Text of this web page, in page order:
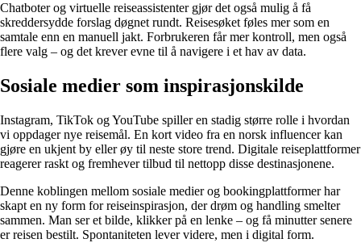
Chatboter og virtuelle reiseassistenter gjør det også mulig å få
skreddersydde forslag døgnet rundt. Reisesøket føles mer som en
samtale enn en manuell jakt. Forbrukeren får mer kontroll, men også
flere valg – og det krever evne til å navigere i et hav av data.
Sosiale medier som inspirasjonskilde
Instagram, TikTok og YouTube spiller en stadig større rolle i hvordan
vi oppdager nye reisemål. En kort video fra en norsk influencer kan
gjøre en ukjent by eller øy til neste store trend. Digitale reiseplattformer
reagerer raskt og fremhever tilbud til nettopp disse destinasjonene.
Denne koblingen mellom sosiale medier og bookingplattformer har
skapt en ny form for reiseinspirasjon, der drøm og handling smelter
sammen. Man ser et bilde, klikker på en lenke – og få minutter senere
er reisen bestilt. Spontaniteten lever videre, men i digital form.